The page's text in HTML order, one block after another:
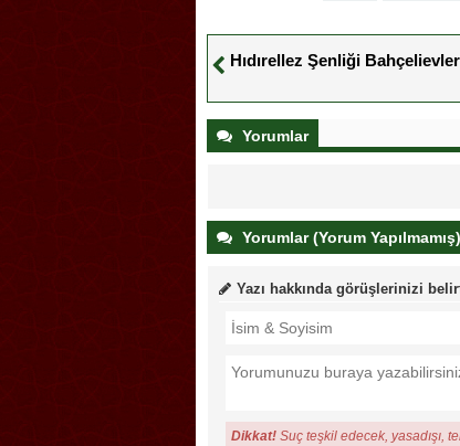
Hıdırellez Şenliği
Yorumlar
Yorumlar (Yorum Yapılmamış)
Yazı hakkında görüşlerinizi
Dikkat! Suç teşkil edecek, yasadışı,